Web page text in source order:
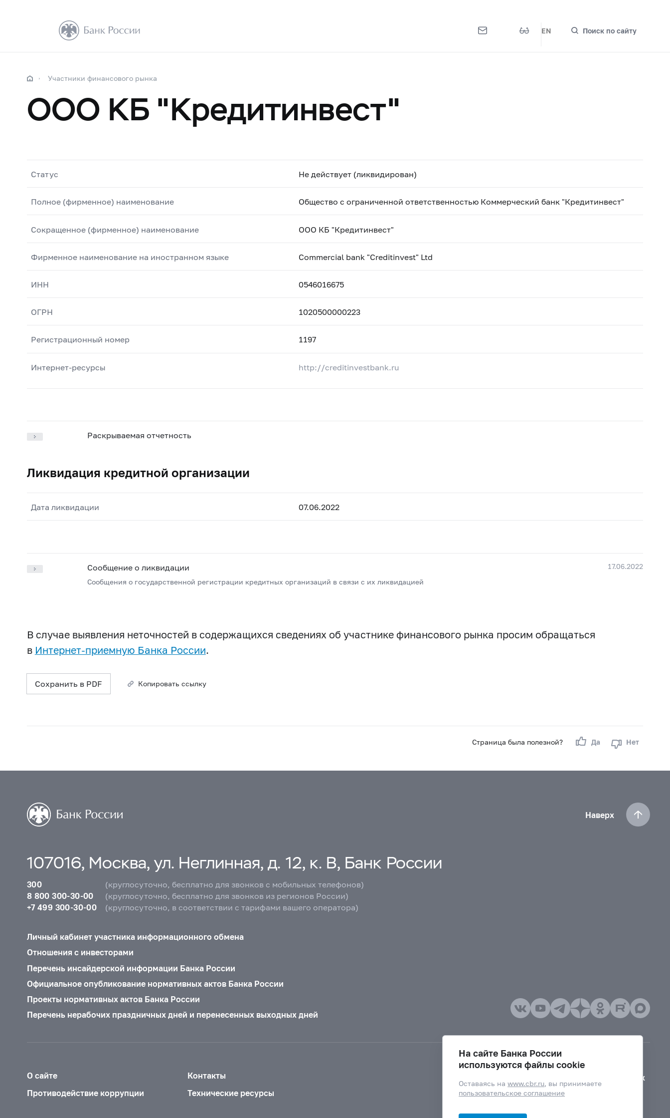
EN Поиск по сайту
Участники финансового рынка
ООО КБ "Кредитинвест"
Статус Не действует (ликвидирован)
Полное (фирменное) наименование Общество с ограниченной ответственностью Коммерческий банк "Кредитинвест"
Сокращенное (фирменное) наименование ООО КБ "Кредитинвест"
Фирменное наименование на иностранном языке Commercial bank "Creditinvest" Ltd
ИНН 0546016675
ОГРН 1020500000223
Регистрационный номер 1197
Интернет-ресурсы http://creditinvestbank.ru
Раскрываемая отчетность
Ликвидация кредитной организации
Дата ликвидации 07.06.2022
17.06.2022
Сообщение о ликвидации
Сообщения о государственной регистрации кредитных организаций в связи с их ликвидацией
В случае выявления неточностей в содержащихся сведениях об участнике финансового рынка просим обращаться
в Интернет-приемную Банка России.
Сохранить в PDF Копировать ссылку
Страница была полезной? Да Нет
Наверх
107016, Москва, ул. Неглинная, д. 12, к. В, Банк России
300
(круглосуточно, бесплатно для звонков с мобильных телефонов)
8 800 300-30-00
(круглосуточно, бесплатно для звонков из регионов России)
+7 499 300-30-00
(круглосуточно, в соответствии с тарифами вашего оператора)
Личный кабинет участника информационного обмена
Отношения с инвесторами
Перечень инсайдерской информации Банка России
Официальное опубликование нормативных актов Банка России
Проекты нормативных актов Банка России
Перечень нерабочих праздничных дней и перенесенных выходных дней
О сайте
Контакты
Противодействие коррупции
Технические ресурсы
Версия для слабовидящих
На сайте Банка России
используются файлы cookie
Оставаясь наwww.cbr.ru, вы принимаете
пользовательское соглашение